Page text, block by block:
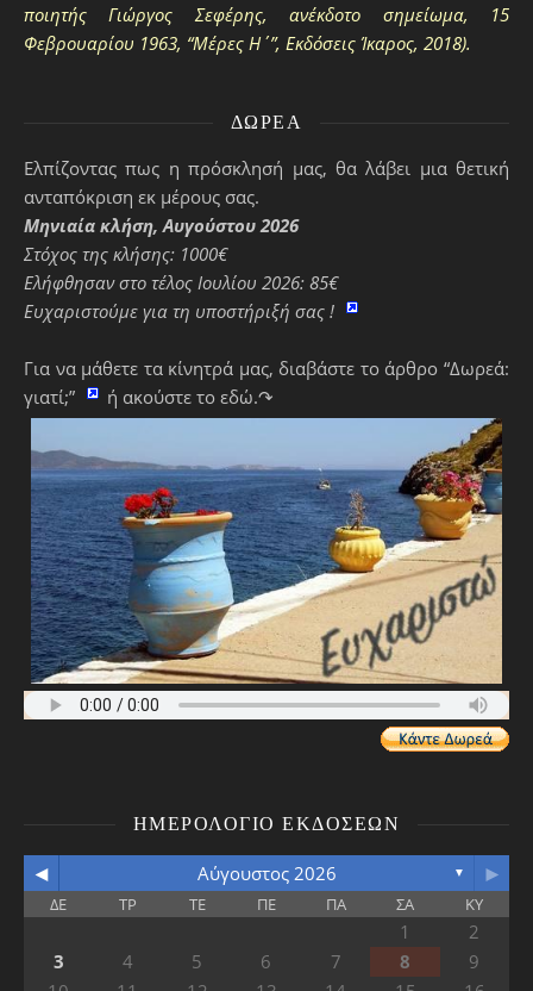
ποιητής Γιώργος Σεφέρης, ανέκδοτο σημείωμα, 15
Φεβρουαρίου 1963, “Μέρες Η΄”, Εκδόσεις Ίκαρος, 2018).
ΔΩΡΕΆ
Ελπίζοντας πως η πρόσκλησή μας, θα λάβει μια θετική
ανταπόκριση εκ μέρους σας.
Μηνιαία κλήση, Αυγούστου 2026
Στόχος της κλήσης: 1000€
Ελήφθησαν στο τέλος Ιουλίου 2026: 85€
Ευχαριστούμε για τη υποστήριξή σας !
Για να μάθετε τα κίνητρά μας, διαβάστε το άρθρο “Δωρεά:
γιατί;”
ή ακούστε το εδώ.↷
ΗΜΕΡΟΛΌΓΙΟ ΕΚΔΌΣΕΩΝ
◄ Αύγουστος 2026 ▼ ►
ΔΕ ΤΡ ΤΕ ΠΕ ΠΑ ΣΑ ΚΥ
1
2
3
4 5 6 7 8
9